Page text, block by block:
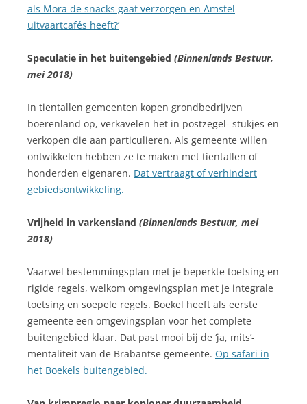
als Mora de snacks gaat verzorgen en Amstel
uitvaartcafés heeft?’
Speculatie in het buitengebied (Binnenlands Bestuur,
mei 2018)
In tientallen gemeenten kopen grondbedrijven
boerenland op, verkavelen het in postzegel- stukjes en
verkopen die aan particulieren. Als gemeente willen
ontwikkelen hebben ze te maken met tientallen of
honderden eigenaren. Dat vertraagt of verhindert
gebiedsontwikkeling.
Vrijheid in varkensland (Binnenlands Bestuur, mei
2018)
Vaarwel bestemmingsplan met je beperkte toetsing en
rigide regels, welkom omgevingsplan met je integrale
toetsing en soepele regels. Boekel heeft als eerste
gemeente een omgevingsplan voor het complete
buitengebied klaar. Dat past mooi bij de ‘ja, mits’-
mentaliteit van de Brabantse gemeente. Op safari in
het Boekels buitengebied.